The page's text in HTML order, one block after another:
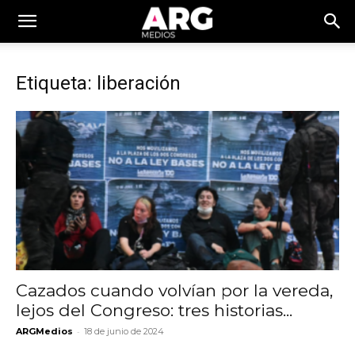
Etiqueta: liberación
Cazados cuando volvían por la vereda,
lejos del Congreso: tres historias...
ARGMedios - 18 de junio de 2024